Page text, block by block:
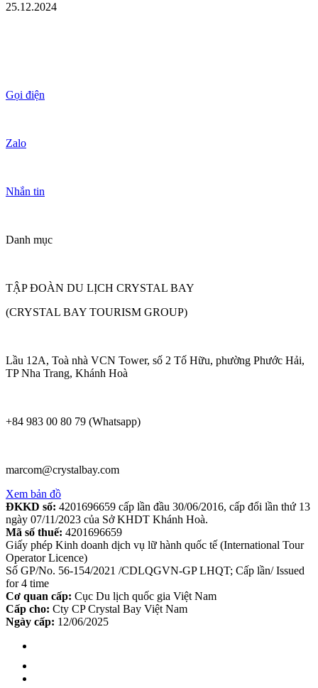
25.12.2024
Gọi điện
Zalo
Nhắn tin
Danh mục
TẬP ĐOÀN DU LỊCH CRYSTAL BAY
(CRYSTAL BAY TOURISM GROUP)
Lầu 12A, Toà nhà VCN Tower, số 2 Tố Hữu, phường Phước Hải,
TP Nha Trang, Khánh Hoà
+84 983 00 80 79 (Whatsapp)
marcom@crystalbay.com
Xem bản đồ
ĐKKD số: 4201696659 cấp lần đầu 30/06/2016, cấp đổi lần thứ 13
ngày 07/11/2023 của Sở KHDT Khánh Hoà.
Mã số thuế: 4201696659
Giấy phép Kinh doanh dịch vụ lữ hành quốc tế (International Tour
Operator Licence)
Số GP/No. 56-154/2021 /CDLQGVN-GP LHQT; Cấp lần/ Issued
for 4 time
Cơ quan cấp: Cục Du lịch quốc gia Việt Nam
Cấp cho: Cty CP Crystal Bay Việt Nam
Ngày cấp: 12/06/2025